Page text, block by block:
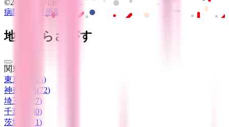
©2016 MEDLEY, INC.
病院・診療所薬局
地域からさがす
関東
東京都
195)
神奈川県 (72)
埼玉県
27)
千葉県
30)
茨城県
11)